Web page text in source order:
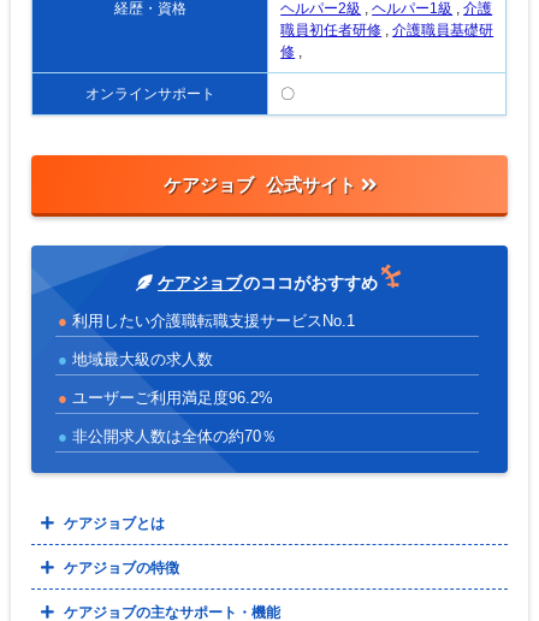
経歴・資格
ヘルパー2級 ,ヘルパー1級 ,介護
職員初任者研修 ,介護職員基礎研
修
オンラインサポート 〇
ケアジョブ
ケアジョブのココがおすすめ
利用したい介護職転職支援サービスNo.1
地域最大級の求人数
ユーザーご利用満足度96.2%
非公開求人数は全体の約70％
ケアジョブとは
ケアジョブの特徴
ケアジョブの主なサポート・機能